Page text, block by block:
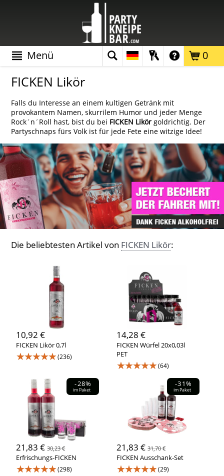
0
Menü
FICKEN Likör
Falls du Interesse an einem kultigen Getränk mit
provokantem Namen, skurrilem Humor und jeder Menge
Rock´n´Roll hast, bist du bei FICKEN Likör goldrichtig. Der
Partyschnaps fürs Volk ist für jede Fete eine witzige Idee!
Die beliebtesten Artikel von FICKEN Likör:
10,92 €
FICKEN Likör 0,7l
★★★★★(236)
14,28 €
FICKEN Würfel 20x0,03l
PET
★★★★★(64)
-28%
im Paket
21,83 €30,23 €
Erfrischungs-FICKEN
★★★★★(298)
-31%
im Paket
21,83 € 31,70 €
FICKEN Ausschank-Set
★★★★★(29)